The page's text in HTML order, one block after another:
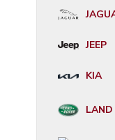
JEEP
KIA